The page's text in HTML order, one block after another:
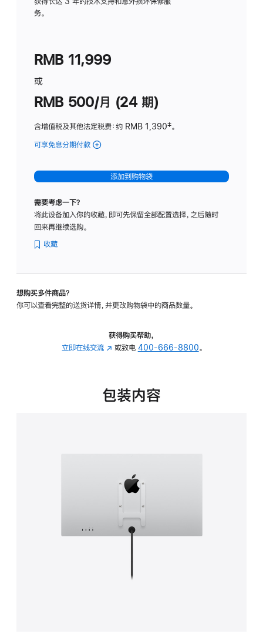
务。
RMB 11,999
或
RMB 500/月 (24 期)
含增值税及其他法定税费：约 RMB 1,390脚
‡。
可享免息分期付款 (Studio
-
标
璃
转
的
添加到购物袋
需要考虑一下？
将此设备加入你的收藏，即可先保留全部配置选择，之后随时
回来再继续选购。
收藏
想购买多件商品？
你可以查看完整的送货详情，并更改购物袋中的商品数量。
获得购买帮助，
立即在线交流 (在
中
或致电 400-666-8800。
包装内容